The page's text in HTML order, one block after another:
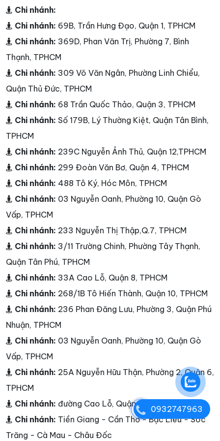
Chi nhánh:
Chi nhánh: 69B, Trần Hưng Đạo, Quận 1, TPHCM
Chi nhánh: 369D, Phan Văn Trị, Phường 7, Bình
Thạnh, TPHCM
Chi nhánh: 309 Võ Văn Ngân, Phường Linh Chiểu,
Quận Thủ Đức, TPHCM
Chi nhánh: 68 Trần Quốc Thảo, Quận 3, TPHCM
Chi nhánh: Số 179B, Lý Thường Kiệt, Quận Tân Bình,
TPHCM
Chi nhánh: 239C Nguyễn Ảnh Thủ, Quận 12,TPHCM
Chi nhánh: 299 Đoàn Văn Bơ, Quận 4, TPHCM
Chi nhánh: 488 Tô Ký, Hóc Môn, TPHCM
Chi nhánh: 03 Nguyễn Oanh, Phường 10, Quận Gò
Vấp, TPHCM
Chi nhánh: 233 Nguyễn Thị Thập,Q.7, TPHCM
Chi nhánh: 3/11 Trường Chinh, Phường Tây Thạnh,
Quận Tân Phú, TPHCM
Chi nhánh: 33A Cao Lỗ, Quận 8, TPHCM
Chi nhánh: 268/1B Tô Hiến Thành, Quận 10, TPHCM
Chi nhánh: 236 Phan Đăng Lưu, Phường 3, Quận Phú
Nhuận, TPHCM
Chi nhánh: 03 Nguyễn Oanh, Phường 10, Quận Gò
Vấp, TPHCM
Chi nhánh: 25A Nguyễn Hữu Thận, Phường 2, Quận 6,
TPHCM
Chi nhánh: đường Cao Lỗ, Quận 8
Chi nhánh: Tiền Giang - Cần Thơ - Bạc Liêu - Sóc
Trăng - Cà Mau - Châu Đốc
0932747963